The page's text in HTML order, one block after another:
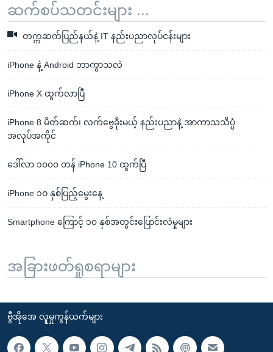
ဆက်စပ်သတင်းများ ...
တက္ကဆက်ပြည်နယ်နဲ့ IT နည်းပညာလုပ်ငန်းများ
iPhone နဲ့ Android ဘာကွာသလဲ
iPhone X ထွက်လာပြီ
iPhone 8 မိတ်ဆက်၊ လက်ဗွေခိုးမယ့် နည်းပညာနဲ့ အာကာသသိပ္ပံ
အလုပ်အကိုင်
ဒေါ်လာ ၁၀၀၀ တန် iPhone 10 ထွက်ပြီ
iPhone ၁ဝ နှစ်ပြည့်မွေးနေ့
Smartphone ကြောင့် ၁၀ နှစ်အတွင်းပြောင်းလဲမှုများ
အခြားဖတ်ရှုစရာများ
ဗွီအိုအေ လူမှုကွန်ယက်များ